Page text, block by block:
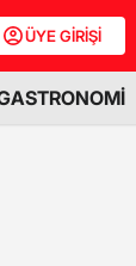
ÜYE GİRİŞİ